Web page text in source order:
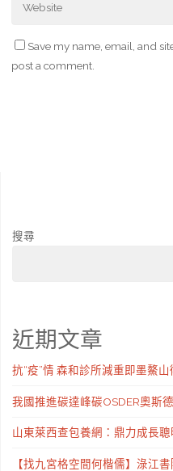
Save my name, email, and
post a comment.
搜尋
近期文章
抗“疫”情 森和診所減重即墨鰲
我國推進碳達峰碳OSDER奧斯
山東萊西查包養網：鼎力成長
【找九宮格空間何楷儒】淥江